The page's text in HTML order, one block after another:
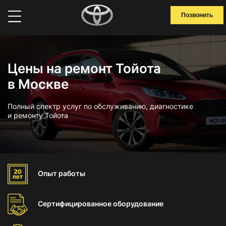
Позвонить
Цены на ремонт Тойота
в Москве
Полный спектр услуг по обслуживанию, диагностике
и ремонту Тойота
Опыт работы
Сертифицированноеоборудование